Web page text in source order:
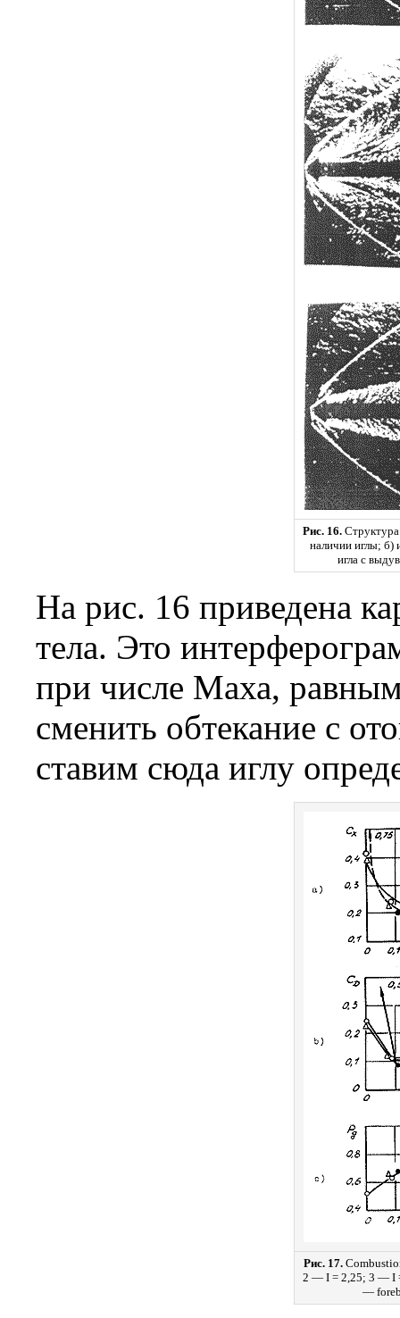
Рис. 16.Структура
наличии иглы; б)
игла с
На рис. 16 приведена
тела. Это
при числе Маха,
сменить обтекание с
ставим сюда иглу
Рис. 17.
2 — I = 2,25; 3 — I
—